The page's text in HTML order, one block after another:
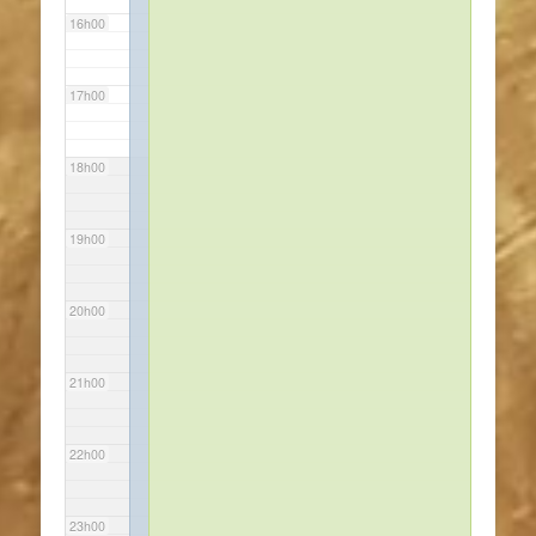
16h00
17h00
18h00
19h00
20h00
21h00
22h00
23h00